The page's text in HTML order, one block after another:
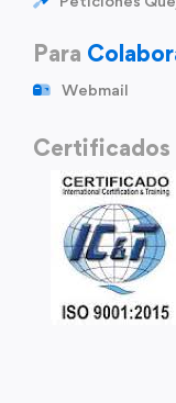
Para
Webmail
Certificados